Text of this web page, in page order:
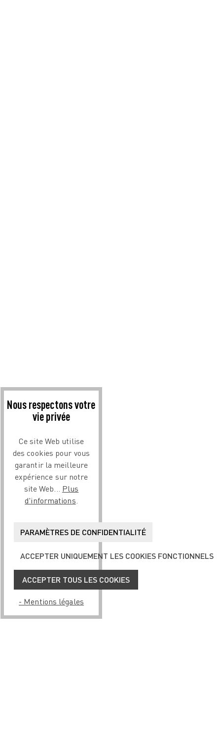
Nous respectons votre
vie privée
Ce site Web utilise
des cookies pour vous
garantir la meilleure
expérience sur notre
site Web... Plus
d'informations.
PARAMÈTRES DE CONFIDENTIALITÉ
ACCEPTER UNIQUEMENT LES COOKIES FONCTIONNELS
ACCEPTER TOUS LES COOKIES
- Mentions légales